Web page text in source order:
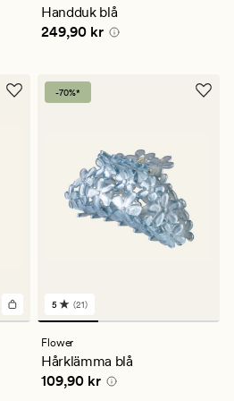
genomsnittligt
betyg
Handduk blå
Pris 249,90 kr
249,90 kr
-70%*
21
omdömen
med
ett
genomsnittligt
betyg
5 (21)
Flower
Hårklämma blå
Pris 109,90 kr
109,90 kr